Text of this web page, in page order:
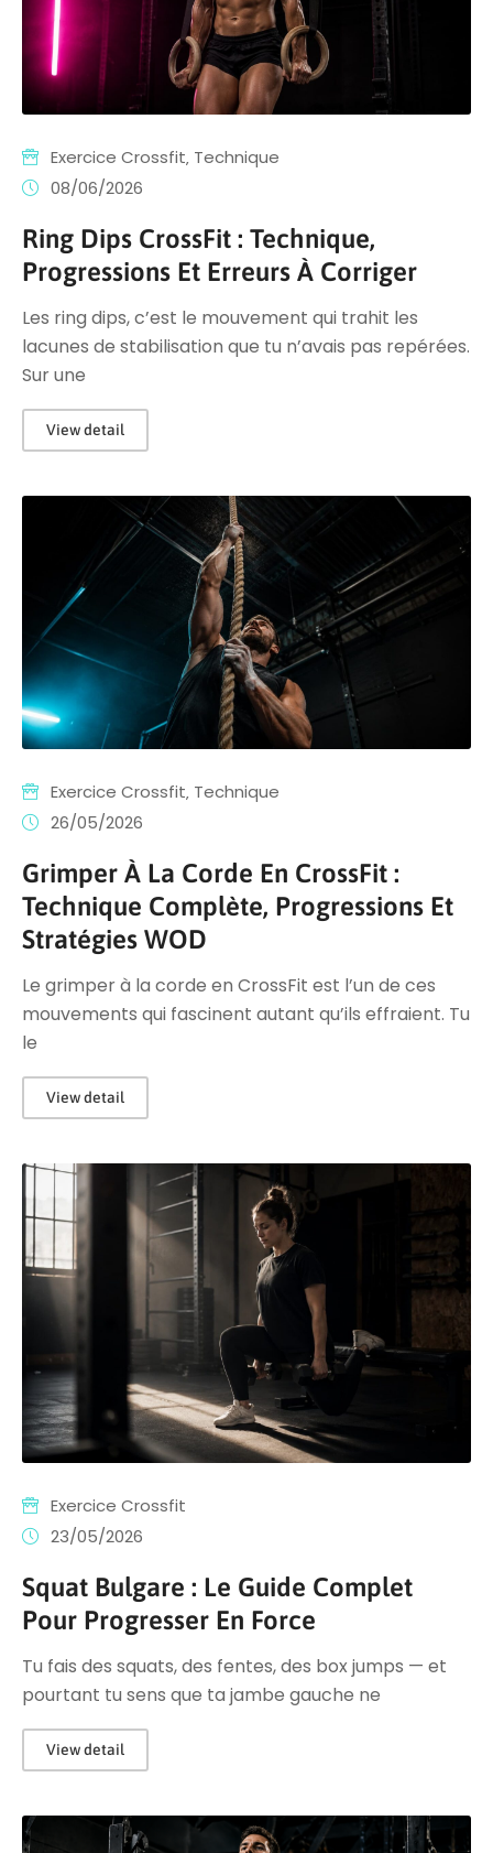
Exercice Crossfit‚ Technique
08/06/2026
Ring Dips CrossFit : Technique,
Progressions Et Erreurs À Corriger
Les ring dips, c’est le mouvement qui trahit les
lacunes de stabilisation que tu n’avais pas repérées.
Sur une
View detail
Exercice Crossfit‚ Technique
26/05/2026
Grimper À La Corde En CrossFit :
Technique Complète, Progressions Et
Stratégies WOD
Le grimper à la corde en CrossFit est l’un de ces
mouvements qui fascinent autant qu’ils effraient. Tu
le
View detail
Exercice Crossfit
23/05/2026
Squat Bulgare : Le Guide Complet
Pour Progresser En Force
Tu fais des squats, des fentes, des box jumps — et
pourtant tu sens que ta jambe gauche ne
View detail